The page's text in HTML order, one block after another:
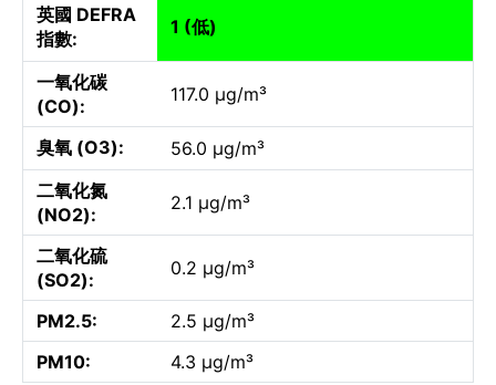
英國 DEFRA
指數:
1 (低)
一氧化碳
(CO):
117.0 µg/m³
臭氧 (O3):
56.0 µg/m³
二氧化氮
(NO2):
2.1 µg/m³
二氧化硫
(SO2):
0.2 µg/m³
PM2.5:
2.5 µg/m³
PM10:
4.3 µg/m³